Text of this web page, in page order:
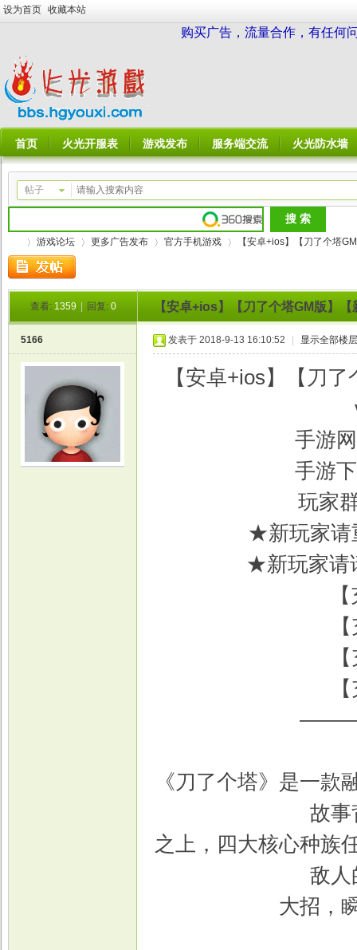
设为首页 收藏本站
购买广告，流量合作，有任何
首页 火光开服表 游戏发布 服务端交流 火光防水墙
帖子
游戏论坛
›
更多广告发布 官方手机游戏
›
【安卓+ios】【刀了个塔
查看: 1359 回复: 0 【安卓+ios】【刀了个塔GM版】
5166 发表于 2018-9-13 16:10:52 显示全部楼层
【安卓+ios】【刀
手游
手游
玩家
★新玩家请
★新玩家请
《刀了个塔》是一
故事
之上，四大核心种族
敌人
大招，